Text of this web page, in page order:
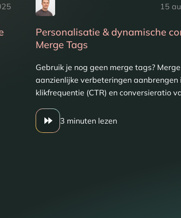
15
Personalisatie & dynamische
Merge Tags
Gebruik je nog geen merge tags?
aanzienlijke verbeteringen aanbrengen
klikfrequentie (CTR) en conversieratio
3 minuten lezen